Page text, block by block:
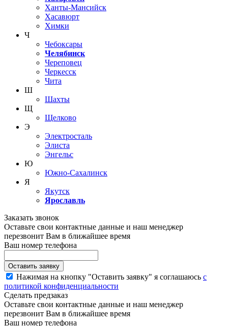
Ханты-Мансийск
Хасавюрт
Химки
Ч
Чебоксары
Челябинск
Череповец
Черкесск
Чита
Ш
Шахты
Щ
Щелково
Э
Электросталь
Элиста
Энгельс
Ю
Южно-Сахалинск
Я
Якутск
Ярославль
Заказать звонок
Оставьте свои контактные данные и наш менеджер
перезвонит Вам в ближайшее время
Ваш номер телефона
Нажимая на кнопку "Оставить заявку" я соглашаюсь с
политикой конфиденциальности
Сделать предзаказ
Оставьте свои контактные данные и наш менеджер
перезвонит Вам в ближайшее время
Ваш номер телефона